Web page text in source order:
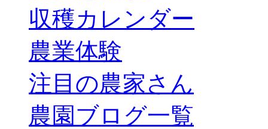
収穫カレンダー
農業体験
注目の農家さん
農園ブログ一覧